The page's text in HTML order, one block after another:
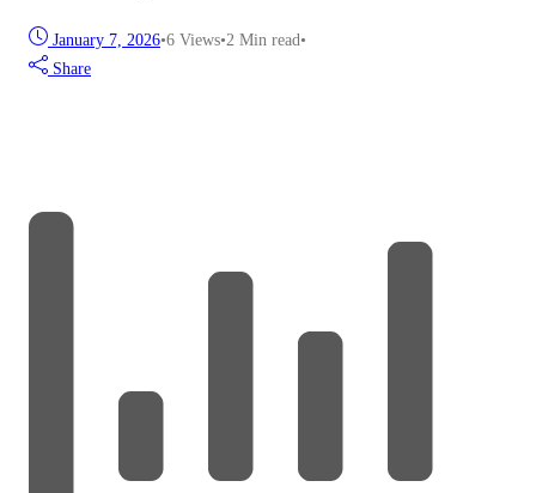
January 7, 2026•6 Views•2 Min read•
Share